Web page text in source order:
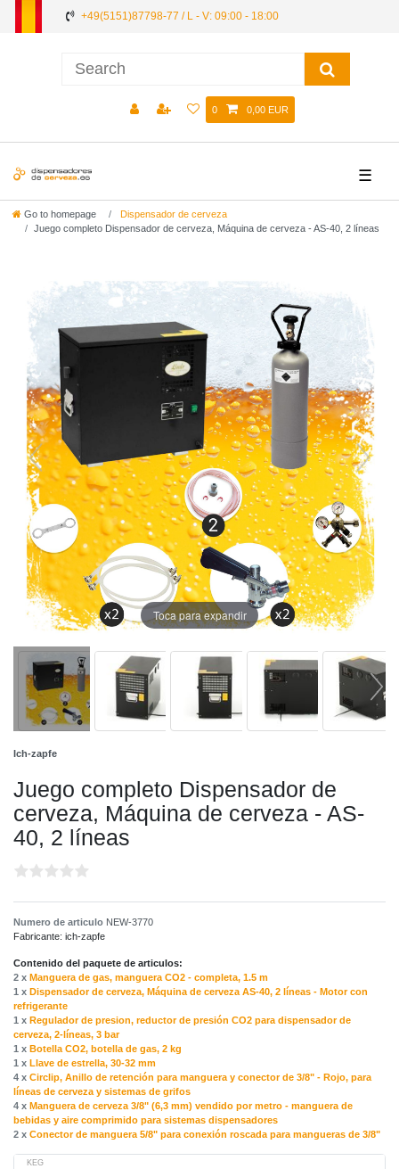
+49(5151)87798-77 / L - V: 09:00 - 18:00
0 0,00 EUR
☰
Go to homepage
Dispensador de cerveza
Juego completo Dispensador de cerveza, Máquina de cerveza - AS-40, 2 líneas
Toca para expandir
Ich-zapfe
Juego completo Dispensador de
cerveza, Máquina de cerveza - AS-
40, 2 líneas
Numero de articulo NEW-3770
Fabricante: ich-zapfe
Contenido del paquete de articulos:
2 x Manguera de gas, manguera CO2 - completa, 1.5 m
1 x Dispensador de cerveza, Máquina de cerveza AS-40, 2 líneas - Motor con
refrigerante
1 x Regulador de presion, reductor de presión CO2 para dispensador de
cerveza, 2-líneas, 3 bar
1 x Botella CO2, botella de gas, 2 kg
1 x Llave de estrella, 30-32 mm
4 x Circlip, Anillo de retención para manguera y conector de 3/8" - Rojo, para
líneas de cerveza y sistemas de grifos
4 x Manguera de cerveza 3/8" (6,3 mm) vendido por metro - manguera de
bebidas y aire comprimido para sistemas dispensadores
2 x Conector de manguera 5/8" para conexión roscada para mangueras de 3/8"
KEG